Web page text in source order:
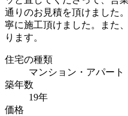
通りのお見積を頂けました
寧に施工頂けました。また
ります。
住宅の種類
マンション・アパート
築年数
19年
価格